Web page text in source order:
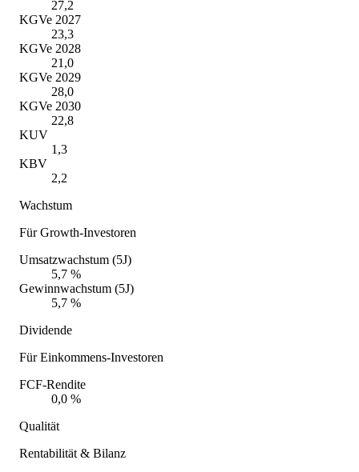
27,2
KGVe 2027
23,3
KGVe 2028
21,0
KGVe 2029
28,0
KGVe 2030
22,8
KUV
1,3
KBV
2,2
Wachstum
Für Growth-Investoren
Umsatzwachstum (5J)
5,7 %
Gewinnwachstum (5J)
5,7 %
Dividende
Für Einkommens-Investoren
FCF-Rendite
0,0 %
Qualität
Rentabilität & Bilanz